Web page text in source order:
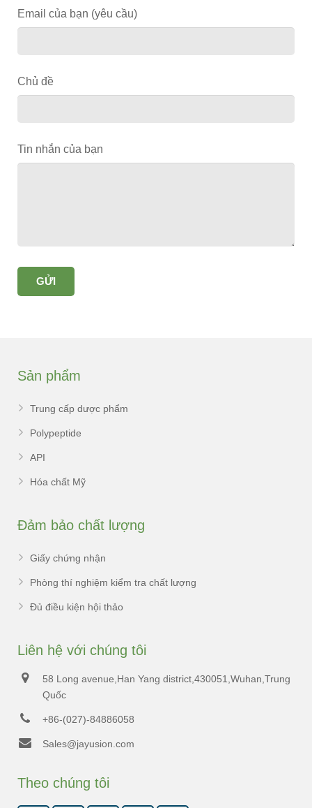
Email của bạn (yêu cầu)
Chủ đề
Tin nhắn của bạn
Sản phẩm
Trung cấp dược phẩm
Polypeptide
API
Hóa chất Mỹ
Đảm bảo chất lượng
Giấy chứng nhận
Phòng thí nghiệm kiểm tra chất lượng
Đủ điều kiện hội thảo
Liên hệ với chúng tôi
58 Long avenue,Han Yang district,430051,Wuhan,Trung
Quốc
+86-(027)-84886058
Sales@jayusion.com
Theo chúng tôi